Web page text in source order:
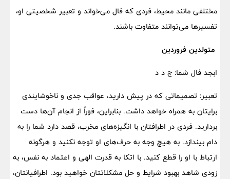
مختلفی مانند محیط، فردی که فال می‌خواند و تعبیر شخصیتی او،
تفسیرها می‌توانند متفاوت باشند.
متولدین فروردین
ابجد فال شما: ج د د
تعبیر: تصمیماتی که در پیش دارید، عواقب جدی و ناخوشایندی
برایتان به همراه خواهد داشت. بنابراین، فوراً از انجام آن‌ها دست
بردارید. فردی در اطرافتان با انگیزه‌های مخرب، قصد دارد شما را به
دام بیندازد. به هیچ وجه به حرف‌های او توجه نکنید و هرگونه
ارتباط با او را قطع کنید. با اتکا به قدرت الهی و اعتماد به نفس، به
زودی شاهد بهبود شرایط و حل مشکلاتتان خواهید بود. اطرافیانتان،